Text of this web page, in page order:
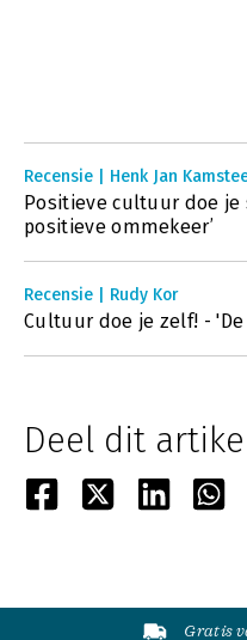
Recensie | Henk Jan
Positieve cultuur doe je
positieve ommekeer’
Recensie | Rudy Kor
Cultuur doe je zelf! -
Deel dit
Gratis